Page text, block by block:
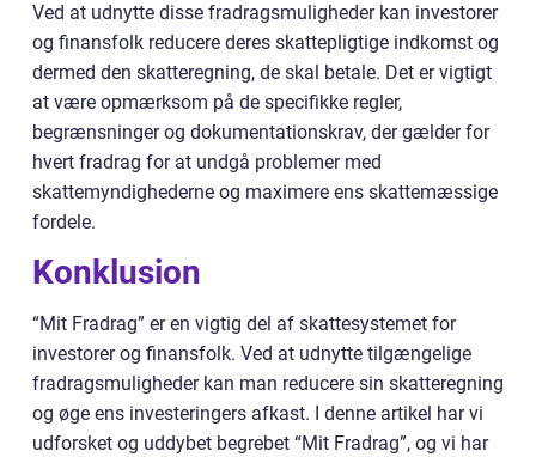
Ved at udnytte disse fradragsmuligheder kan investorer
og finansfolk reducere deres skattepligtige indkomst og
dermed den skatteregning, de skal betale. Det er vigtigt
at være opmærksom på de specifikke regler,
begrænsninger og dokumentationskrav, der gælder for
hvert fradrag for at undgå problemer med
skattemyndighederne og maximere ens skattemæssige
fordele.
Konklusion
“Mit Fradrag” er en vigtig del af skattesystemet for
investorer og finansfolk. Ved at udnytte tilgængelige
fradragsmuligheder kan man reducere sin skatteregning
og øge ens investeringers afkast. I denne artikel har vi
udforsket og uddybet begrebet “Mit Fradrag”, og vi har